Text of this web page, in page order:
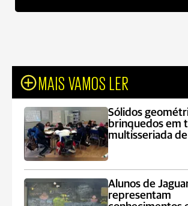
MAIS VAMOS LER
Sólidos
brinquedos em
multisseriada
Alunos de
representam